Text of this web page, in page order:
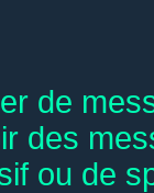
de
des
ou de